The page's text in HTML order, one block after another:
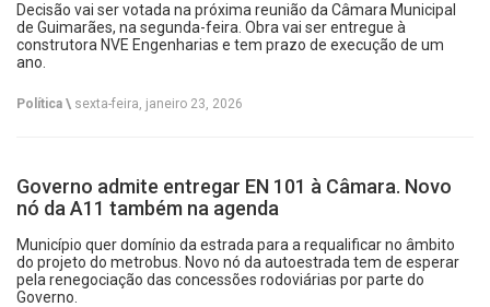
Decisão vai ser votada na próxima reunião da Câmara Municipal
de Guimarães, na segunda-feira. Obra vai ser entregue à
construtora NVE Engenharias e tem prazo de execução de um
ano.
Política \ sexta-feira, janeiro 23, 2026
Governo admite entregar EN 101 à Câmara. Novo
nó da A11 também na agenda
Município quer domínio da estrada para a requalificar no âmbito
do projeto do metrobus. Novo nó da autoestrada tem de esperar
pela renegociação das concessões rodoviárias por parte do
Governo.